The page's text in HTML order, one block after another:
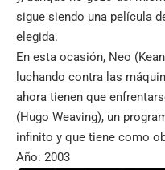
sigue siendo una película
elegida.
En esta ocasión, Neo
luchando contra las
ahora tienen que
(Hugo Weaving), un
infinito y que tiene como
Año: 2003